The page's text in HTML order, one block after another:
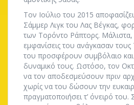
Τον Ιούλιο του 2015
Σάμμερ Λιγκ του Λας Βέγκας,
των Τορόντο Ράπτορς. Μάλιστα,
εμφανίσεις του ανάγκασαν
του προσφέρουν συμβόλαιο
δυναμικό τους. Ωστόσο, τον
να τον αποδεσμεύσουν πριν
χωρίς να του δώσουν την
πραγματοποιήσει τ’ όνειρό